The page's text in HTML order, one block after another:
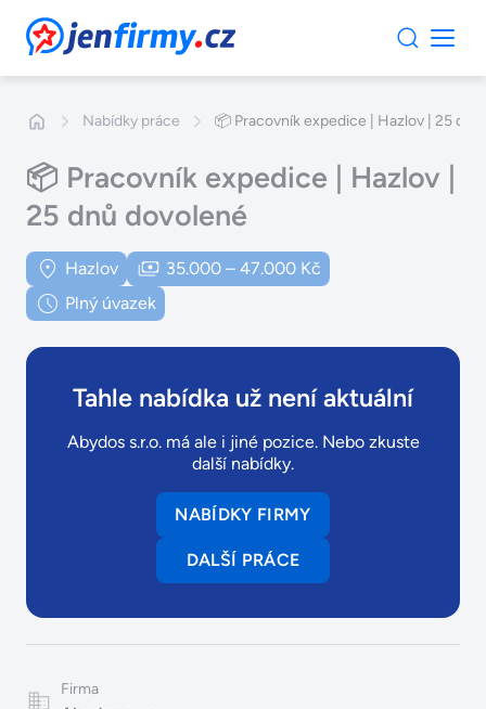
JenFirmy.cz
Nabídky práce 📦 Pracovník expedice | Hazlov | 25
📦 Pracovník expedice | Hazlov |
25 dnů dovolené
Hazlov
35.000 – 47.000 Kč
Plný úvazek
Tahle nabídka už není aktuální
Abydos s.r.o. má ale i jiné pozice. Nebo zkuste
další nabídky.
NABÍDKY FIRMY
DALŠÍ PRÁCE
Firma